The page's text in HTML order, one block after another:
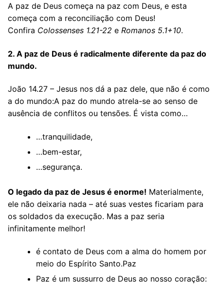
A paz de Deus começa na paz com Deus, e esta
começa com a reconciliação com Deus!
Confira Colossenses 1.21-22 e Romanos 5.1+10.
2. A paz de Deus é radicalmente diferente da paz do
mundo.
João 14.27 – Jesus nos dá a paz dele, que não é como
a do mundo:A paz do mundo atrela-se ao senso de
ausência de conflitos ou tensões. É vista como…
…tranquilidade,
…bem-estar,
…segurança.
O legado da paz de Jesus é enorme! Materialmente,
ele não deixaria nada – até suas vestes ficariam para
os soldados da execução. Mas a paz seria
infinitamente melhor!
é contato de Deus com a alma do homem por
meio do Espírito Santo.Paz
Paz é um sussurro de Deus ao nosso coração: